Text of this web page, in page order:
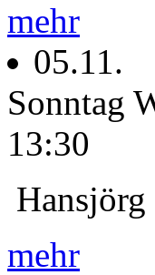
mehr
05.11.
Sonntag
13:30
mehr